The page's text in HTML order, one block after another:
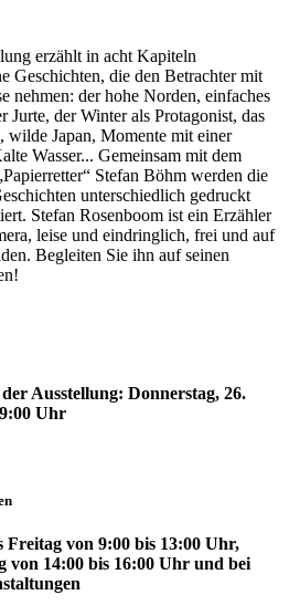
erzählt in acht Kapiteln
Geschichten, die den Betrachter mit
nehmen: der hohe Norden, einfaches
Jurte, der Winter als Protagonist, das
wilde Japan, Momente mit einer
Wasser... Gemeinsam mit dem
Stefan Böhm werden die
unterschiedlich gedruckt
Stefan Rosenboom ist ein Erzähler
leise und eindringlich, frei und auf
Begleiten Sie ihn auf seinen
Ausstellung: Donnerstag, 26.
Uhr
Freitag von 9:00 bis 13:00 Uhr,
von 14:00 bis 16:00 Uhr und bei